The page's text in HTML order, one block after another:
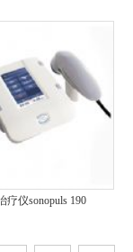
疗仪sonopuls 190